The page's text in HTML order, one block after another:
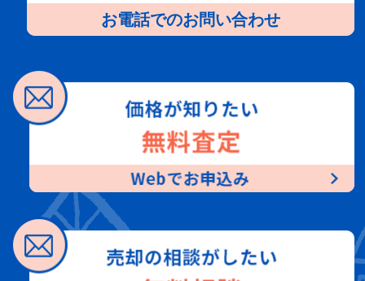
お電話でのお問い合わせ